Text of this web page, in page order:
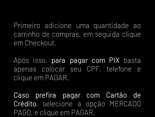
Primeiro adicione uma quantidade ao
carrinho de compras, em seguida clique
em Checkout.
Após isso, para pagar com PIX basta
apenas colocar seu CPF, telefone e
clique em PAGAR.
Caso prefira pagar com Cartão de
Crédito, selecione a opção MERCADO
PAGO, e clique em PAGAR.